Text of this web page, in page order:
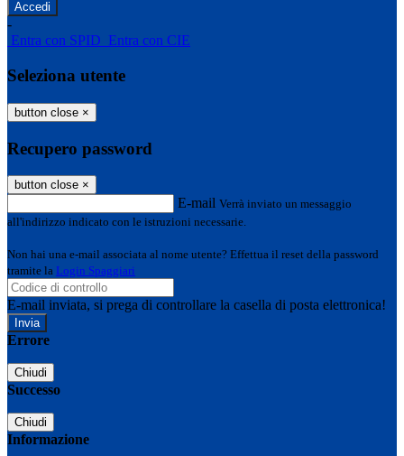
-
Entra con SPID Entra con CIE
Seleziona utente
button close ×
Recupero password
button close ×
E-mail Verrà inviato un messaggio
all'indirizzo indicato con le istruzioni necessarie.
Non hai una e-mail associata al nome utente? Effettua il reset della password
tramite la Login Spaggiari
E-mail inviata, si prega di controllare la casella di posta elettronica!
Errore
Chiudi
Successo
Chiudi
Informazione